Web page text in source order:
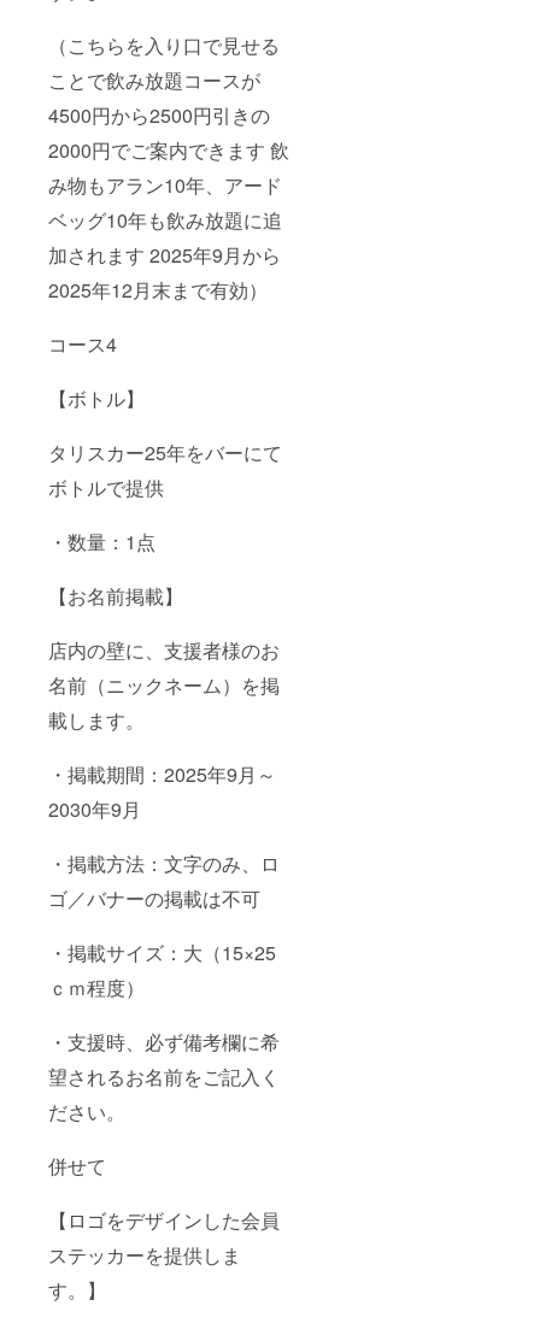
（こちらを入り口で見せる
ことで飲み放題コースが
4500円から2500円引きの
2000円でご案内できます 飲
み物もアラン10年、アード
ベッグ10年も飲み放題に追
加されます 2025年9月から
2025年12月末まで有効）
コース4
【ボトル】
タリスカー25年をバーにて
ボトルで提供
・数量：1点
【お名前掲載】
店内の壁に、支援者様のお
名前（ニックネーム）を掲
載します。
・掲載期間：2025年9月～
2030年9月
・掲載方法：文字のみ、ロ
ゴ／バナーの掲載は不可
・掲載サイズ：大（15×25
ｃｍ程度）
・支援時、必ず備考欄に希
望されるお名前をご記入く
ださい。
併せて
【ロゴをデザインした会員
ステッカーを提供しま
す。】